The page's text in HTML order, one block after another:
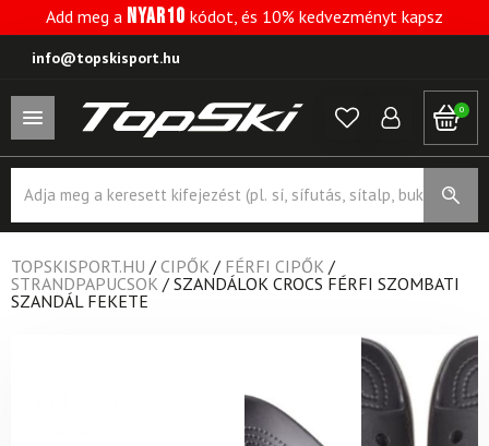
Add meg a NYAR10 kódot, és 10% kedvezményt kapsz
info@topskisport.hu
0
search
TOPSKISPORT.HU / CIPŐK / FÉRFI CIPŐK /
STRANDPAPUCSOK / SZANDÁLOK CROCS FÉRFI SZOMBATI
SZANDÁL FEKETE